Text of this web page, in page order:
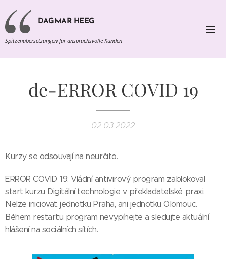
DAGMAR HEEG
Spitzenübersetzungen für anspruchsvolle Kunden
de-ERROR COVID 19
02.03.2022
Kurzy se odsouvají na neurčito.
ERROR COVID 19: Vládní antivirový program zablokoval
start kurzu Digitální technologie v překladatelské praxi.
Nelze iniciovat jednotku Praha, ani jednotku Olomouc.
Během restartu program nevypínejte a sledujte aktuální
hlášení na sociálních sítích.